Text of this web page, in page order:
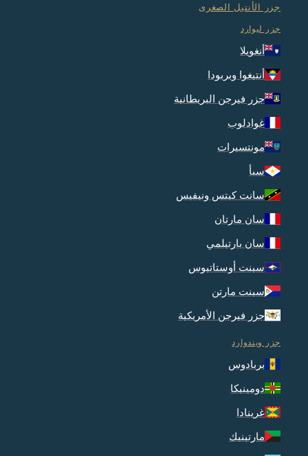
جزر الأنتيل الصغرى
جزر ليوارد
أنغويلا
أنتيغوا وبربودا
جزر فيرجن البريطانية
غوادلوب
مونتسيرات
سبأ
سانت كيتس ونيفيس
سان مارتان
سان بارتيلمي
سينت أوستاتيوس
سينت مارتن
جزر فيرجن الأمريكية
جزر ويندوارد
بربادوس
دومينيكا
غرينادا
مارتينيك